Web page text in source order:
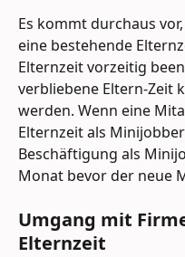
Es kommt durchaus
eine bestehende
Elternzeit vorzeitig
verbliebene Eltern-Zeit
werden. Wenn eine
Elternzeit als
Beschäftigung als
Monat bevor der neue
Umgang mit
Elternzeit